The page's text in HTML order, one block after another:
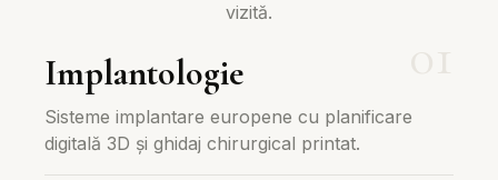
vizită.
Implantologie
Sisteme implantare europene cu planificare
digitală 3D și ghidaj chirurgical printat.